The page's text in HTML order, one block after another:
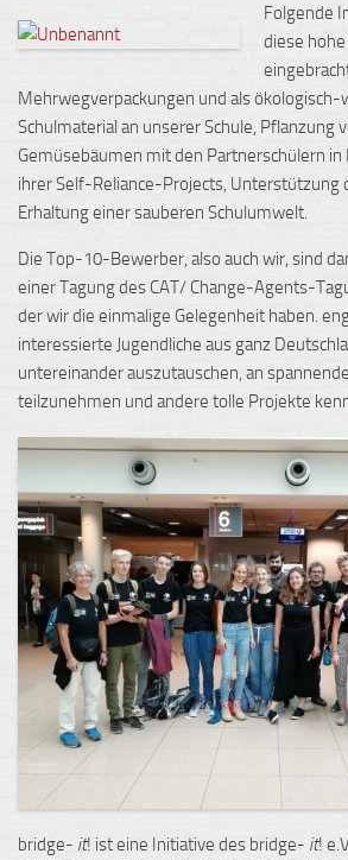
Folgende
diese
Mehrwegverpackungen und als
Schulmaterial an unserer Schule, Pflanzung
Gemüsebäumen mit den Partnerschülern
ihrer Self-Reliance-Projects, Unterstützung
Erhaltung einer sauberen Schulumwelt.
Die Top-10-Bewerber, also auch wir, sind
einer Tagung des CAT/ Change-Agents-
der wir die einmalige Gelegenheit haben.
interessierte Jugendliche aus ganz
untereinander auszutauschen, an
teilzunehmen und andere tolle Projekte
bridge- it! ist eine Initiative des bridge- it!